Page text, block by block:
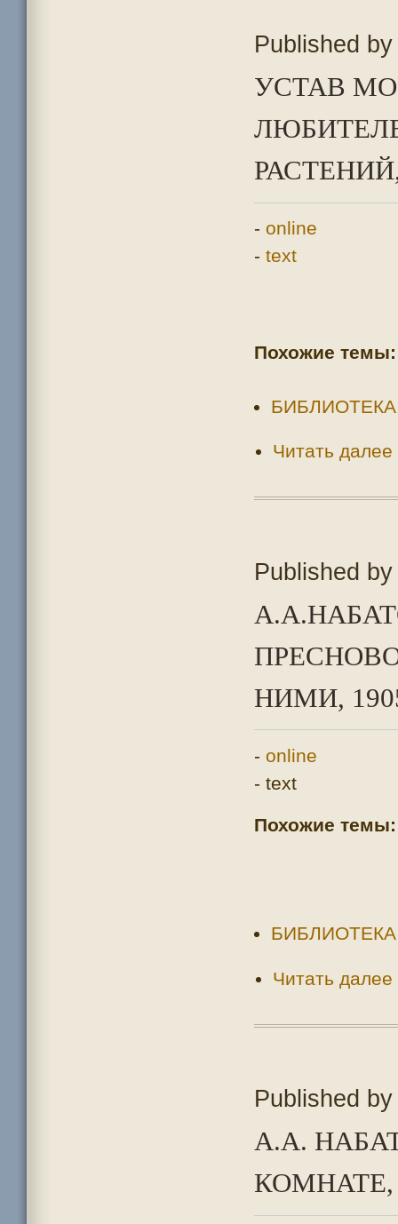
Published
УСТАВ
- online
- text
Похожие темы:
БИБЛИОТЕКА
Читать далее
Published
НИМИ,
- online
- text
Похожие темы:
БИБЛИОТЕКА
Читать далее
Published
А.А.
КОМНАТЕ,